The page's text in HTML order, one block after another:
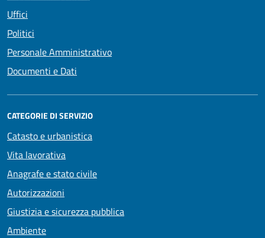
Uffici
Politici
Personale Amministrativo
Documenti e Dati
CATEGORIE DI SERVIZIO
Catasto e urbanistica
Vita lavorativa
Anagrafe e stato civile
Autorizzazioni
Giustizia e sicurezza pubblica
Ambiente